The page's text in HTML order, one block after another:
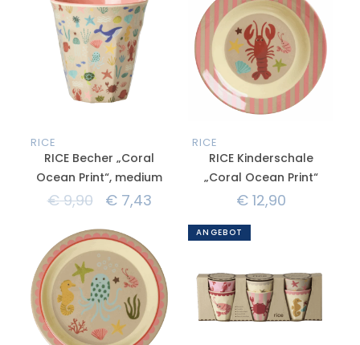
RICE
RICE Becher „Coral
Ocean Print“, medium
€9,90 €7,43
RICE
RICE Kinderschale
„Coral Ocean Print“
€12,90
ANGEBOT